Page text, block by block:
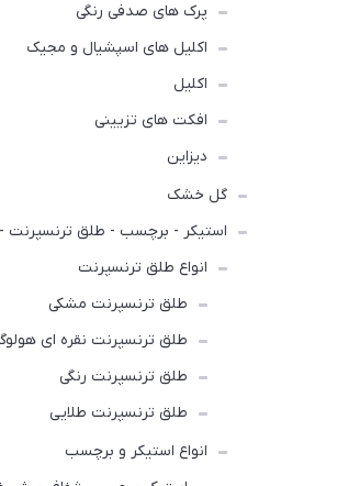
پرک های صدفی رنگی
اکلیل های اسپشیال و مجیک
اکلیل
افکت های تزیینی
دیزاین
گل خشک
استیکر - برچسب - طلق ترنسپرنت -
انواع طلق ترنسپرنت
طلق ترنسپرنت مشکی
طلق ترنسپرنت نقره ای
طلق ترنسپرنت رنگی
طلق ترنسپرنت طلایی
انواع استیکر و برچسب